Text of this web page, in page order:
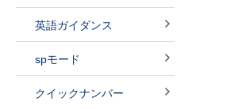
英語ガイダンス
spモード
クイックナンバー